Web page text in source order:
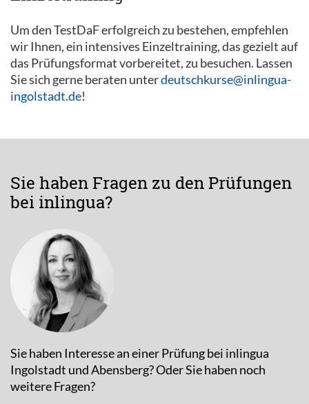
Um den TestDaF erfolgreich zu bestehen, empfehlen
wir Ihnen, ein intensives Einzeltraining, das gezielt auf
das Prüfungsformat vorbereitet, zu besuchen. Lassen
Sie sich gerne beraten unterdeutschkurse@inlingua-
ingolstadt.de!
Sie haben Fragen zu den Prüfungen
bei inlingua?
Sie haben Interesse an einer Prüfung bei inlingua
Ingolstadt und Abensberg? Oder Sie haben noch
weitere Fragen?